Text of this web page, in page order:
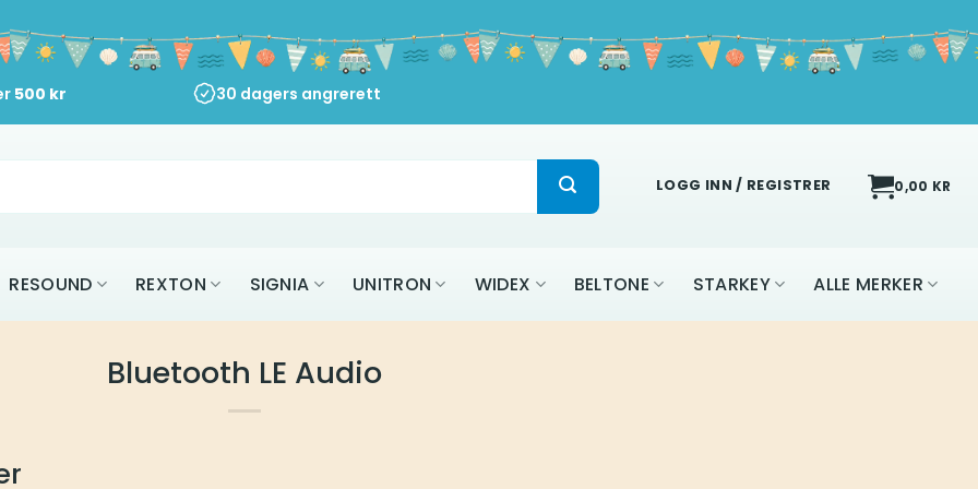
500 kr 30 dagers angrerett
LOGG INN / REGISTRER 0,00 KR
RESOUND REXTON SIGNIA UNITRON WIDEX BELTONE STARKEY ALLE MERKER
Bluetooth LE Audio